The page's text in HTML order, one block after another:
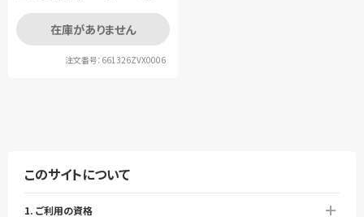
在庫がありません
注文番号：661326ZVX0006
このサイトについて
1. ご利用の資格